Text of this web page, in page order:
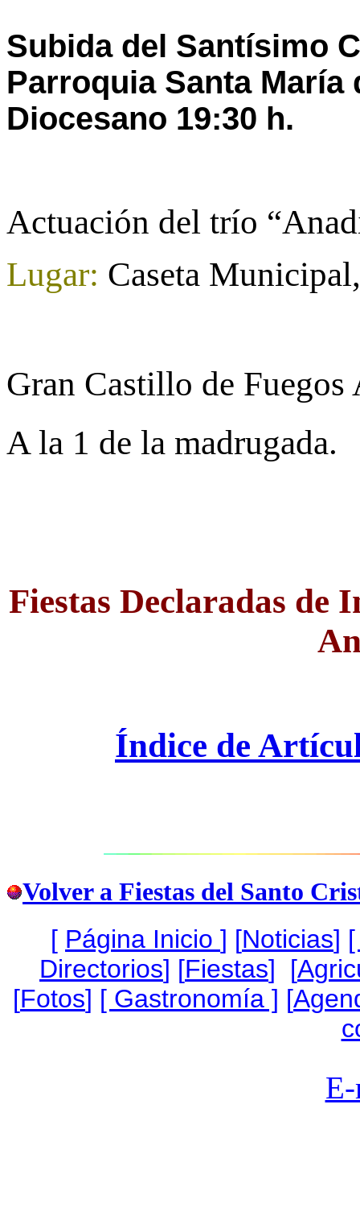
Subida del Santísimo
Parroquia SantaMaría
Diocesano 19:30 h.
Actuación del trío
Lugar: Caseta
Gran Castillo de
A la 1 de la madrugada.
Fiestas Declaradas de
Índice de
Volver a Fiestas del Santo
[ Página Inicio ] [Noticias]
Directorios] [Fiestas] [
[Fotos] [ Gastronomía ] [